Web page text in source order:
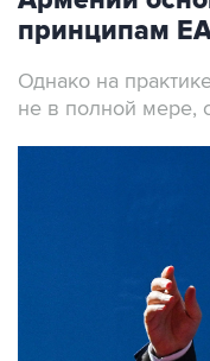
Однако на